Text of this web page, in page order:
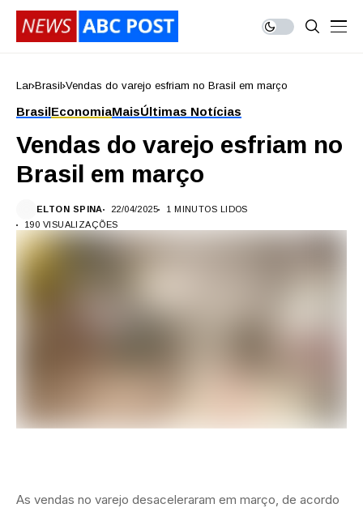
Lar Brasil Vendas do varejo esfriam no Brasil em março
BrasilEconomiaMaisÚltimas Notícias
Vendas do varejo esfriam no
Brasil em março
ELTON SPINA 22/04/2025
1 MINUTOS LIDOS
190 VISUALIZAÇÕES
As vendas no varejo desaceleraram em março, de acordo